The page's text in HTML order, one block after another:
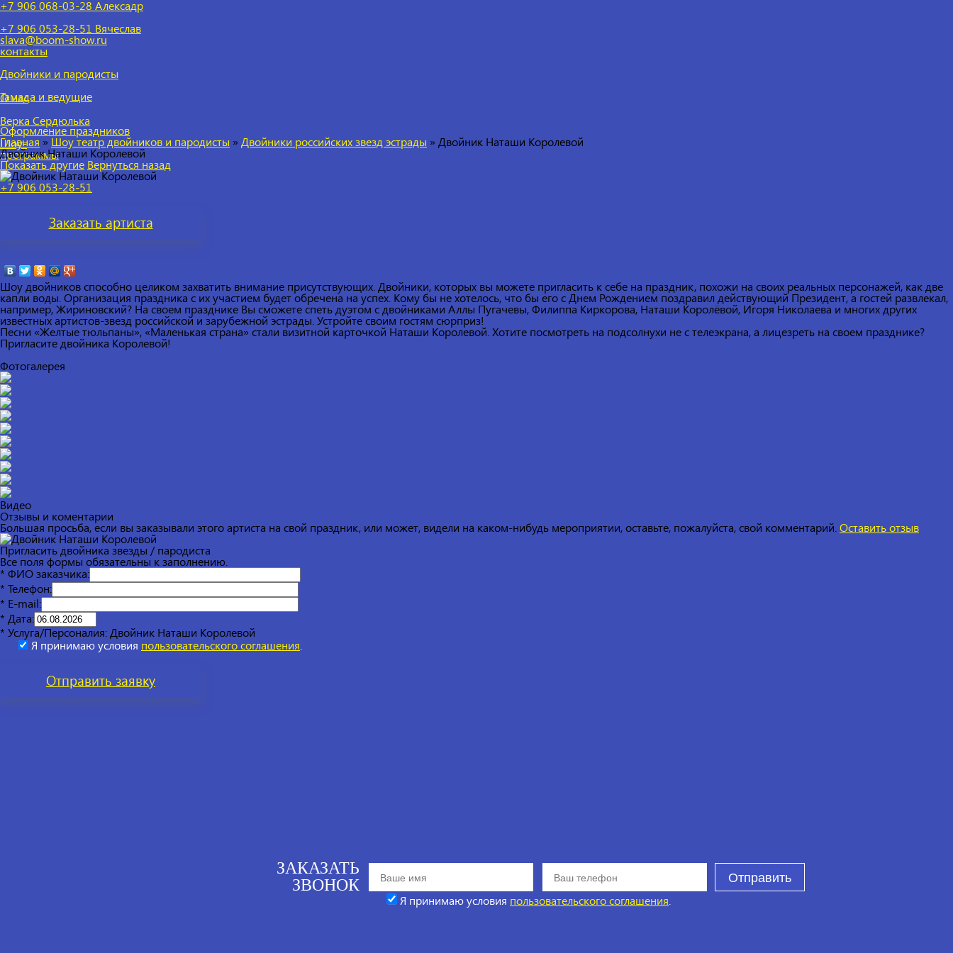
+7 906 068-03-28 Алексадр
+7 906 053-28-51 Вячеслав
slava@boom-show.ru
контакты
О нас
Двойники и пародисты
Верка Сердюлька
Тамада и ведущие
Шоу-
программы
Оформление праздников
Главная » Шоу театр двойников и пародисты » Двойники российских звезд эстрады » Двойник Наташи Королевой
Двойник Наташи Королевой
Показать другие Вернуться назад
+7 906 053-28-51
Заказать артиста
Шоу двойников способно целиком захватить внимание присутствующих. Двойники, которых вы можете пригласить к себе на праздник, похожи на своих реальных персонажей, как две
капли воды. Организация праздника с их участием будет обречена на успех. Кому бы не хотелось, что бы его с Днем Рождением поздравил действующий Президент, а гостей развлекал,
например, Жириновский? На своем празднике Вы сможете спеть дуэтом с двойниками Аллы Пугачевы, Филиппа Киркорова, Наташи Королёвой, Игоря Николаева и многих других
известных артистов-звезд российской и зарубежной эстрады. Устройте своим гостям сюрприз!
Песни «Желтые тюльпаны», «Маленькая страна» стали визитной карточкой Наташи Королевой. Хотите посмотреть на подсолнухи не с телеэкрана, а лицезреть на своем празднике?
Пригласите двойника Королевой!
Фотогалерея
Видео
Отзывы и коментарии
Большая просьба, если вы заказывали этого артиста на свой праздник, или может, видели на каком-нибудь мероприятии, оставьте, пожалуйста, свой комментарий. Оставить отзыв
Пригласить двойника звезды / пародиста
Все поля формы обязательны к заполнению.
* ФИО заказчика:
* Телефон:
* E-mail:
* Дата:
* Услуга/Персоналия: Двойник Наташи Королевой
Я принимаю условия пользовательского соглашения
Отправить заявку
ЗАКАЗАТЬ
ЗВОНОК
Отправить
Я принимаю условия пользовательского соглашения